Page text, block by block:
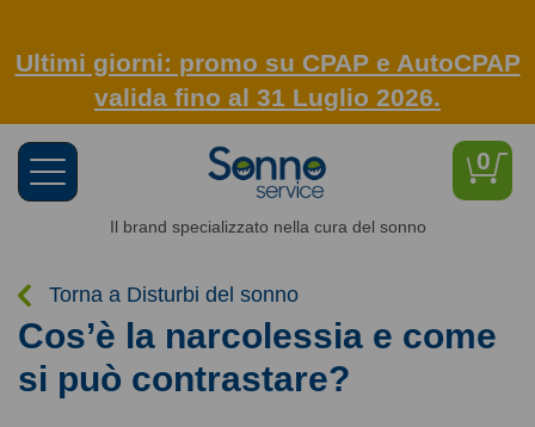
Ultimi giorni: promo su CPAP e AutoCPAP
valida fino al 31 Luglio 2026.
0
Toggle
navigation
Il brand specializzato nella cura del sonno
Torna a Disturbi del sonno
Cos’è la narcolessia e come
si può contrastare?